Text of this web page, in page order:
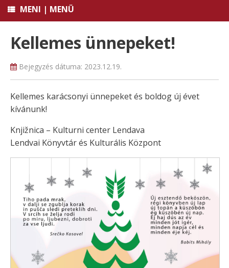
MENI | MENÜ
Kellemes ünnepeket!
Bejegyzés dátuma: 2023.12.19.
Kellemes karácsonyi ünnepeket és boldog új évet
kívánunk!
Knjižnica – Kulturni center Lendava
Lendvai Könyvtár és Kulturális Központ